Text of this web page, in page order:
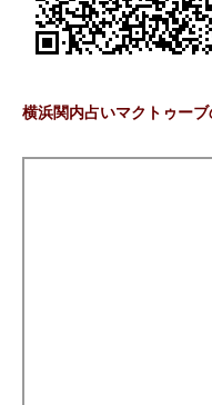
横浜関内占いマクトゥーブ